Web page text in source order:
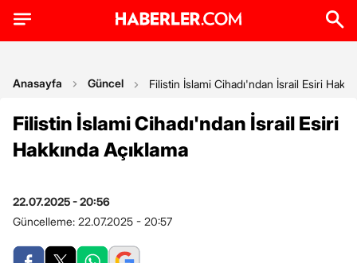
Anasayfa Güncel Filistin İslami Cihadı'ndan İsrail Esiri
Filistin İslami Cihadı'ndan İsrail Esiri
Hakkında Açıklama
22.07.2025 - 20:56
Güncelleme: 22.07.2025 - 20:57